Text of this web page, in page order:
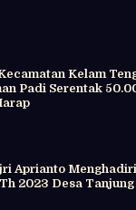
Kelam
Padi Serentak
Aprianto
2023 Desa Tanjung